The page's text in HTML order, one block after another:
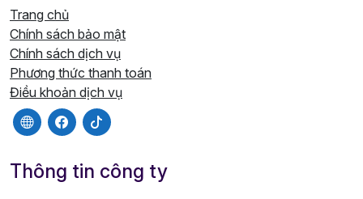
Trang chủ
Chính sách bảo mật
Chính sách dịch vụ
Phương thức thanh toán
Điều khoản dịch vụ
Thông tin công ty